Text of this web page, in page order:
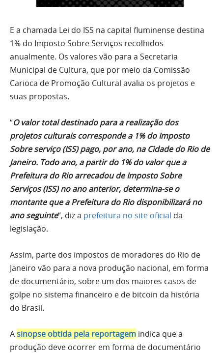
E a chamada Lei do ISS na capital fluminense destina
1% do Imposto Sobre Serviços recolhidos
anualmente. Os valores vão para a Secretaria
Municipal de Cultura, que por meio da Comissão
Carioca de Promoção Cultural avalia os projetos e
suas propostas.
“O valor total destinado para a realização dos
projetos culturais corresponde a 1% do Imposto
Sobre serviço (ISS) pago, por ano, na Cidade do Rio de
Janeiro. Todo ano, a partir do 1% do valor que a
Prefeitura do Rio arrecadou de Imposto Sobre
Serviços (ISS) no ano anterior, determina-se o
montante que a Prefeitura do Rio disponibilizará no
ano seguinte“, diz a prefeitura no site oficial da
legislação.
Assim, parte dos impostos de moradores do Rio de
Janeiro vão para a nova produção nacional, em forma
de documentário, sobre um dos maiores casos de
golpe no sistema financeiro e de bitcoin da história
do Brasil.
Asinopse obtida pela reportagem indica que a
produção deve ocorrer em forma de documentário